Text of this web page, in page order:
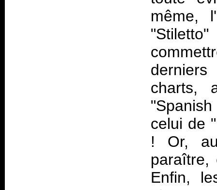
même,
charts,
celui de
! Or,
paraître,
Enfin,